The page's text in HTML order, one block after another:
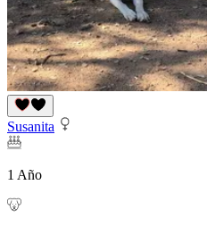
Susanita
1 Año